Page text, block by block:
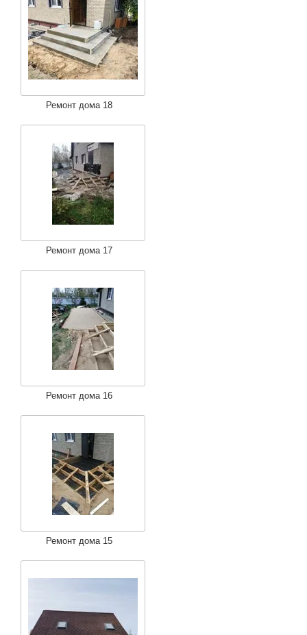
Ремонт дома 18
Ремонт дома 17
Ремонт дома 16
Ремонт дома 15